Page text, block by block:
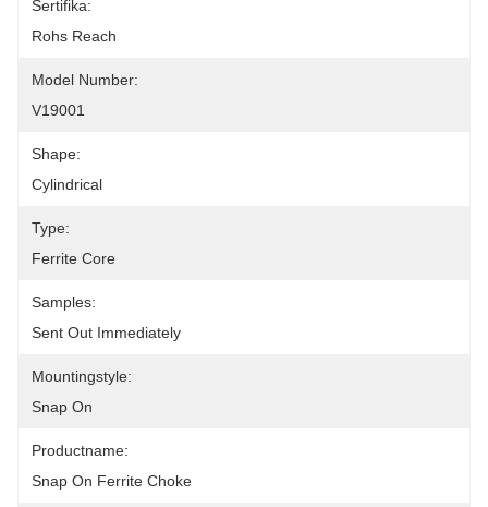
Sertifika:
Rohs Reach
Model Number:
V19001
Shape:
Cylindrical
Type:
Ferrite Core
Samples:
Sent Out Immediately
Mountingstyle:
Snap On
Productname:
Snap On Ferrite Choke